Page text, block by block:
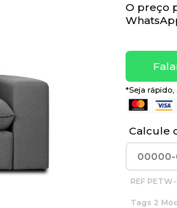
O preço
*Seja rápido,
Calcule
REF
Tags 2